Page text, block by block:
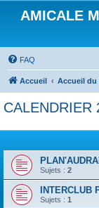
AMICALE
FAQ
Accueil Accueil du
CALENDRIER
Sujets : 2
INTERCLUB
Sujets : 1